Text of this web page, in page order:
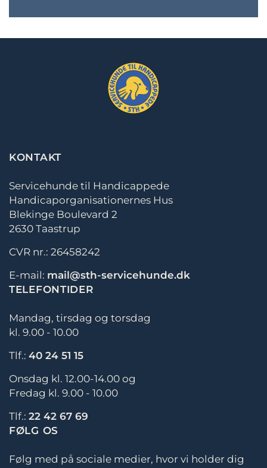
KONTAKT
Servicehunde til Handicappede
Handicaporganisationernes Hus
Blekinge Boulevard 2
2630 Taastrup
CVR nr.: 26458242
E-mail: mail@sth-servicehunde.dk
TELEFONTIDER
Mandag, tirsdag og torsdag
kl. 9.00 - 10.00
Tlf.: 40 24 51 15
Onsdag kl. 12.00-14.00 og
Fredag kl. 9.00 - 10.00
Tlf.: 22 42 67 69
FØLG OS
Følg med på sociale medier, hvor vi holder dig